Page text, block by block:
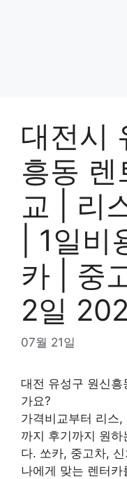
대전시
흥동 렌
교 | 리
| 1일
카 | 중
2일
07월 21일
대전 유성구 원신흥
가요?
가격비교부터 리스
까지 후기까지 원
다. 쏘카, 중고차,
나에게 맞는 렌터